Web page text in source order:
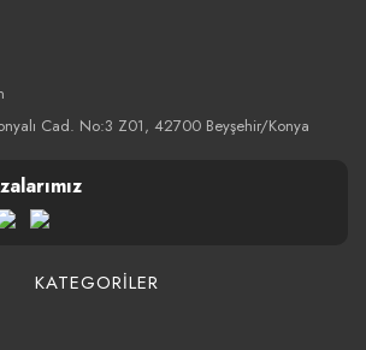
Cad. No:3 Z01, 42700 Beyşehir/Konya
KATEGORİLER